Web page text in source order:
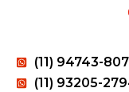
(11) 94743-
(11) 93205-